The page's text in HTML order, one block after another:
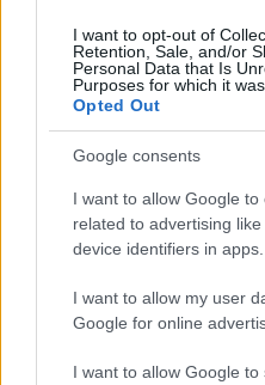
I want to opt-out of
Retention, Sale, and/or
Personal Data that Is
Purposes for which it
Opted Out
Google consents
I want to allow Google to
related to advertising
device identifiers in apps.
I want to allow my user
Google for online
I want to allow Google to
Országos hírek
TÚLFOGYASZTÁS NAPJA
FELHASZNÁLTA AZ
ÉVRE ELEGENDŐ
gyümölcs